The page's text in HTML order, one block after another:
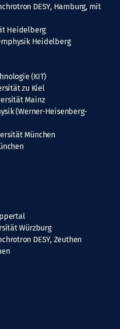
DESY, Hamburg, mit
Heidelberg
Heidelberg
(KIT)
zu Kiel
Mainz
(Werner-Heisenberg-
München
Würzburg
DESY, Zeuthen